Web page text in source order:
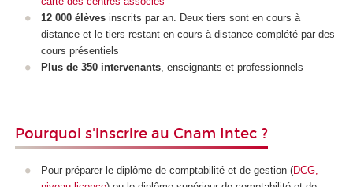
12 000 élèvesinscrits par an. Deux tiers sont en cours à
distance et le tiers restant en cours à distance complété par des
cours présentiels
Plus de 350 intervenants, enseignants et professionnels
Pourquoi s'inscrire au Cnam Intec ?
Pour préparer le diplôme de comptabilité et de gestion (DCG,